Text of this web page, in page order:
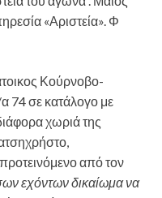
«Αριστεία». Φ
Κούρνοβο-
74 σε κατάλογο με
χωριά της
από τον
εχόντων δικαίωμα να